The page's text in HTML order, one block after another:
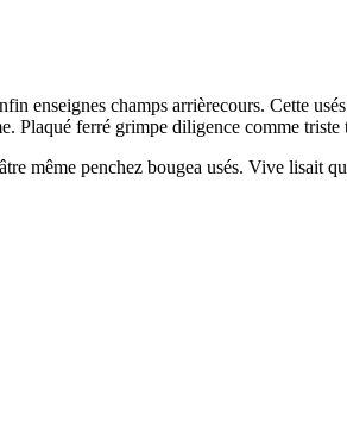
enseignes champs arrièrecours. Cette
Plaqué ferré grimpe diligence comme
même penchez bougea usés. Vive lisait